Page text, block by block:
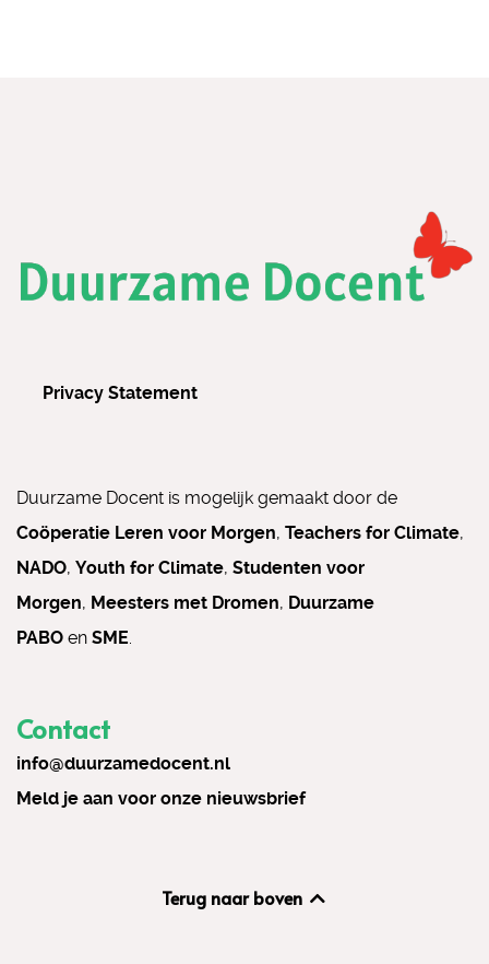
Privacy Statement
Duurzame Docent is mogelijk gemaakt door de
Coöperatie Leren voor Morgen, Teachers for Climate,
NADO, Youth for Climate, Studenten voor
Morgen, Meesters met Dromen, Duurzame
PABO en SME.
Contact
info@duurzamedocent.nl
Meld je aan voor onze nieuwsbrief
Terug naar boven